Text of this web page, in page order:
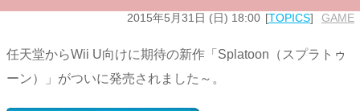
2015年5月31日 (日) 18:00 TOPICS GAME
任天堂からWii U向けに期待の新作「Splatoon（スプラトゥ
ーン）」がついに発売されました～。